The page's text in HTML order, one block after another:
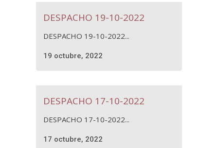
DESPACHO 19-10-2022
DESPACHO 19-10-2022...
19 octubre, 2022
DESPACHO 17-10-2022
DESPACHO 17-10-2022...
17 octubre, 2022